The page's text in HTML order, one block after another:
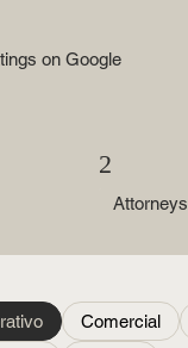
on Google
Attorneys
2
Comercial